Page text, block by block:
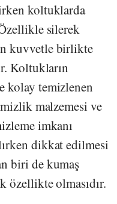
koltuklarda
silerek
kuvvetle birlikte
Koltukların
kolay temizlenen
malzemesi ve
imkanı
dikkat edilmesi
biri de kumaş
özellikte olmasıdır.